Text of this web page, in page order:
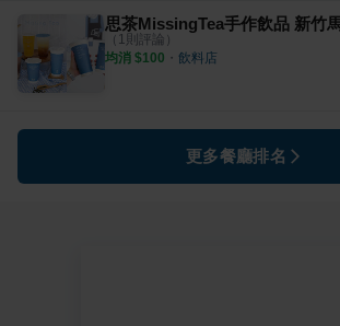
（ 1則評論）
均消 $100 ・ 飲料店
更多餐廳排名